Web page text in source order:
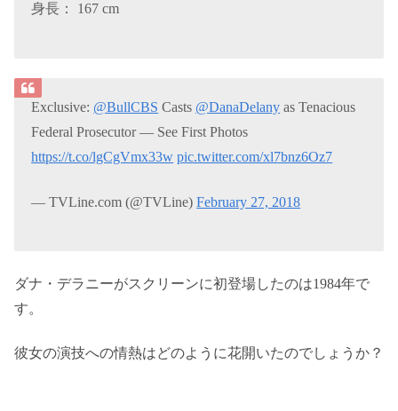
身長： 167 cm
Exclusive: @BullCBS Casts @DanaDelany as Tenacious
Federal Prosecutor — See First Photos
https://t.co/lgCgVmx33w pic.twitter.com/xl7bnz6Oz7
— TVLine.com (@TVLine)February 27, 2018
ダナ・デラニーがスクリーンに初登場したのは1984年で
す。
彼女の演技への情熱はどのように花開いたのでしょうか？